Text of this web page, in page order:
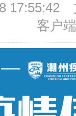
17:55:42
客户端